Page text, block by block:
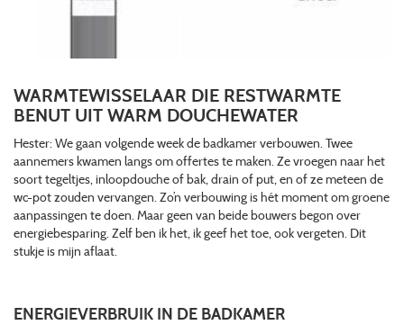
WARMTEWISSELAAR DIE RESTWARMTE
BENUT UIT WARM DOUCHEWATER
Hester: We gaan volgende week de badkamer verbouwen. Twee
aannemers kwamen langs om offertes te maken. Ze vroegen naar het
soort tegeltjes, inloopdouche of bak, drain of put, en of ze meteen de
wc-pot zouden vervangen. Zo’n verbouwing is hét moment om groene
aanpassingen te doen. Maar geen van beide bouwers begon over
energiebesparing. Zelf ben ik het, ik geef het toe, ook vergeten. Dit
stukje is mijn aflaat.
ENERGIEVERBRUIK IN DE BADKAMER